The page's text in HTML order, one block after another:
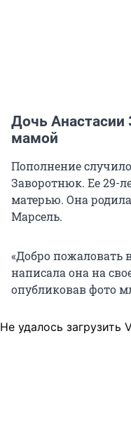
Дочь Анастасии
мамой
Пополнение
Заворотнюк. Ее 29-
матерью. Она
Марсель.
«Добро пожаловать
написала она на
опубликовав фото
Не удалось загрузить